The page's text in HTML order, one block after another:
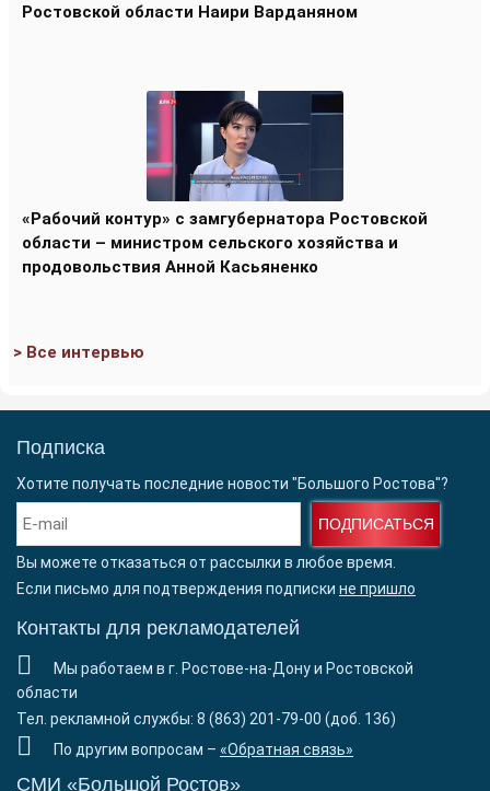
Ростовской области Наири Варданяном
«Рабочий контур» с замгубернатора Ростовской
области – министром сельского хозяйства и
продовольствия Анной Касьяненко
> Все интервью
Подписка
Хотите получать последние новости "Большого Ростова"?
ПОДПИСАТЬСЯ
Вы можете отказаться от рассылки в любое время.
Если письмо для подтверждения подписки не пришло
Контакты для рекламодателей
Мы работаем в г. Ростове-на-Дону и Ростовской
области
Тел. рекламной службы: 8 (863) 201-79-00 (доб. 136)
По другим вопросам – «Обратная связь»
СМИ «Большой Ростов»